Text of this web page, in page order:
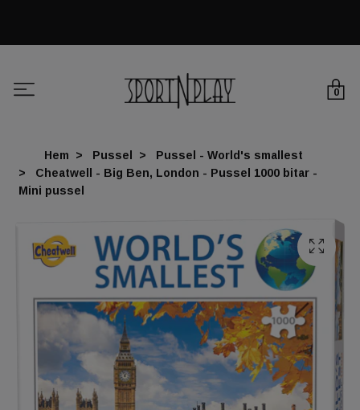
0
Hem Pussel
Pussel - World's smallest
Cheatwell - Big Ben, London - Pussel 1000 bitar -
Mini pussel